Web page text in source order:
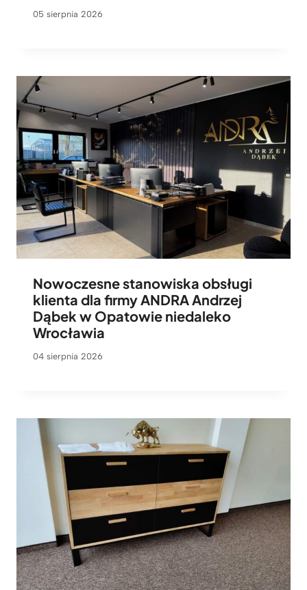
05 sierpnia 2026
Nowoczesne stanowiska obsługi
klienta dla firmy ANDRA Andrzej
Dąbek w Opatowie niedaleko
Wrocławia
04 sierpnia 2026